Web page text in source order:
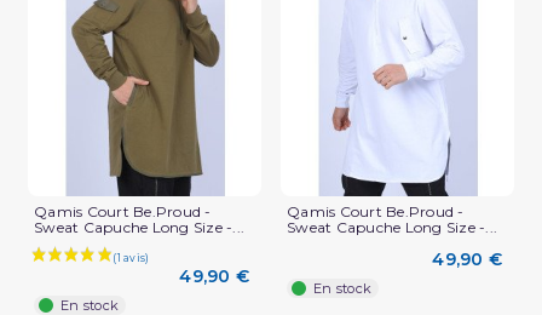
Qamis Court Be.Proud -
Sweat Capuche Long Size -...
49,90 €
En stock
Qamis Court Be.Proud -
Sweat Capuche Long Size -...
49,90 €
En stock